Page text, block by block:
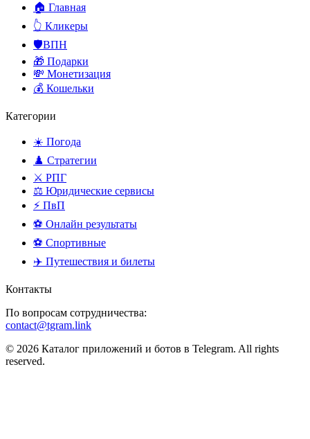
🏠 Главная
👆 Кликеры
🛡️ВПН
🎁 Подарки
💸 Монетизация
💰 Кошельки
Категории
☀️ Погода
♟️ Стратегии
⚔️ РПГ
⚖️ Юридические сервисы
⚡ ПвП
⚽ Онлайн результаты
⚽ Спортивные
✈️ Путешествия и билеты
Контакты
По вопросам сотрудничества:
contact@tgram.link
© 2026 Каталог приложений и ботов в Telegram. All rights
reserved.